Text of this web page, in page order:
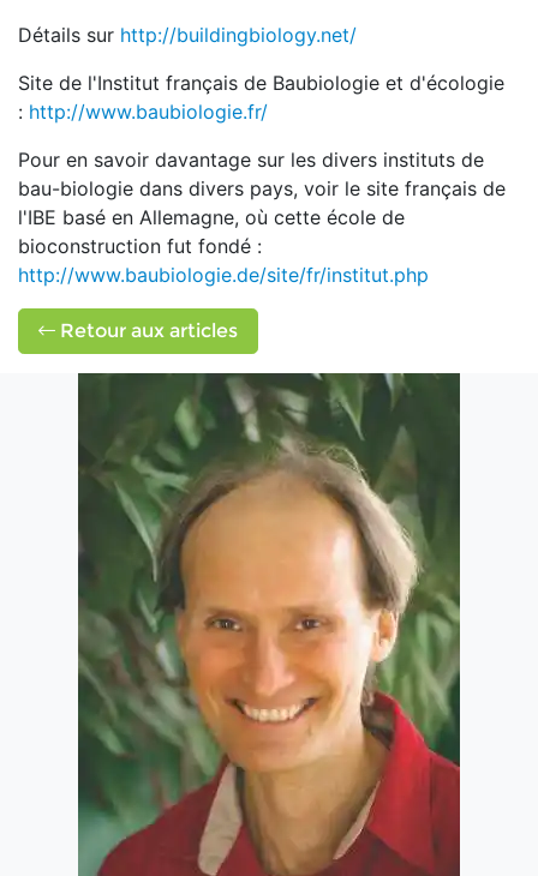
Détails sur http://buildingbiology.net/
Site de l'Institut français de Baubiologie et d'écologie
: http://www.baubiologie.fr/
Pour en savoir davantage sur les divers instituts de
bau-biologie dans divers pays, voir le site français de
l'IBE basé en Allemagne, où cette école de
bioconstruction fut fondé :
http://www.baubiologie.de/site/fr/institut.php
Retour aux articles